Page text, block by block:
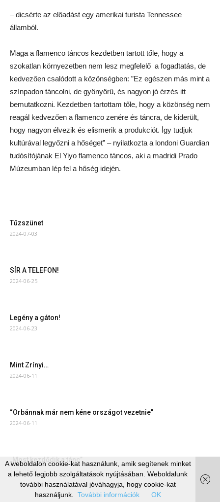
– dicsérte az előadást egy amerikai turista Tennessee
államból.
Maga a flamenco táncos kezdetben tartott tőle, hogy a
szokatlan környezetben nem lesz megfelelő a fogadtatás, de
kedvezően csalódott a közönségben: ”Ez egészen más mint a
színpadon táncolni, de gyönyörű, és nagyon jó érzés itt
bemutatkozni. Kezdetben tartottam tőle, hogy a közönség nem
reagál kedvezően a flamenco zenére és táncra, de kiderült,
hogy nagyon élvezik és elismerik a produkciót. Így tudjuk
kultúrával legyőzni a hőséget” – nyilatkozta a londoni Guardian
tudósítójának El Yiyo flamenco táncos, aki a madridi Prado
Múzeumban lép fel a hőség idején.
Tűzszünet
2024-07-03
SÍR A TELEFON!
2024-06-25
Legény a gáton!
2024-06-23
Mint Zrínyi…
2024-06-11
“Orbánnak már nem kéne országot vezetnie”
2024-06-11
„Most kezdődik a tánc”
2024-06-10
A weboldalon cookie-kat használunk, amik segítenek minket
a lehető legjobb szolgáltatások nyújtásában. Weboldalunk
további használatával jóváhagyja, hogy cookie-kat
használjunk.
További információk OK